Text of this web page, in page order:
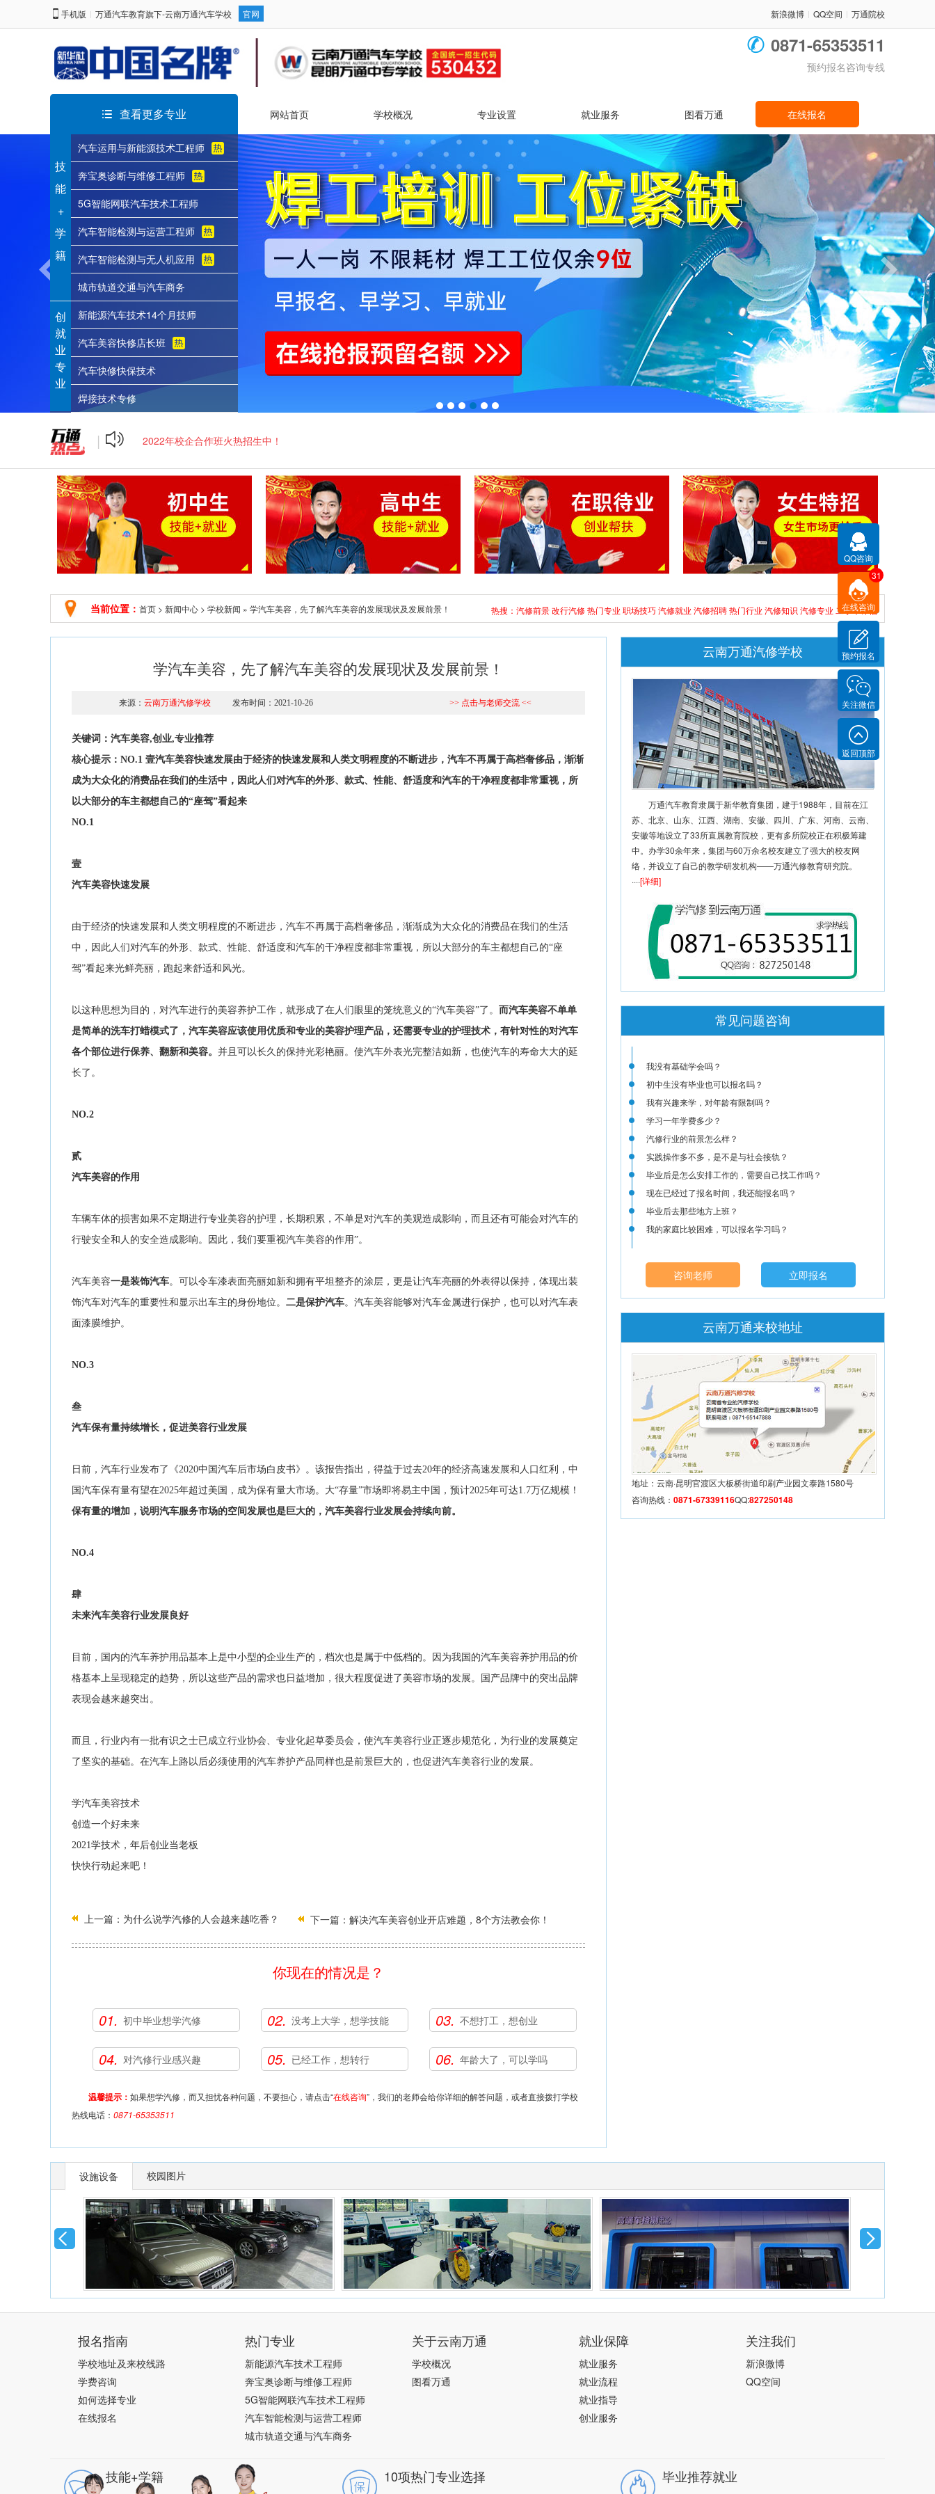
手机版 | 万通汽车教育旗下-云南万通汽车学校 官网 新浪微博 | QQ空间 | 万通院校
0871-65353511
预约报名咨询专线
查看更多专业
技
能
+
学
籍
创
就
业
专
业
汽车运用与新能源技术工程师
奔宝奥诊断与维修工程师
5G智能网联汽车技术工程师
汽车智能检测与运营工程师
汽车智能检测与无人机应用
城市轨道交通与汽车商务
新能源汽车技术14个月技师
汽车美容快修店长班
汽车快修快保技术
焊接技术专修
网站首页 学校概况 专业设置 就业服务 图看万通 在线报名
|
学籍注册报名，招生进行中！
2022年校企合作班火热招生中！
短期创业班，火热报名中！
学籍注册报名，招生进行中！
2022年校企合作班火热招生中！
当前位置： 首页 > 新闻中心 > 学校新闻 » 学汽车美容，先了解汽车美容的发展现状及发展前景！ 热搜： 汽修前景改行汽修热门专业 职场技巧汽修就业 汽修招聘热门行业 汽修知识 汽修专业 二手车评估
学汽车美容，先了解汽车美容的发展现状及发展前景！
来源： 云南万通汽修学校 发布时间：2021-10-26 >> 点击与老师交流 <<
关键词：汽车美容,创业,专业推荐
核心提示：NO.1 壹汽车美容快速发展由于经济的快速发展和人类文明程度的不断进步，汽车不再属于高档奢侈品，渐渐
成为大众化的消费品在我们的生活中，因此人们对汽车的外形、款式、性能、舒适度和汽车的干净程度都非常重视，所
以大部分的车主都想自己的“座驾”看起来
NO.1
壹
汽车美容快速发展
由于经济的快速发展和人类文明程度的不断进步，汽车不再属于高档奢侈品，渐渐成为大众化的消费品在我们的生活
中，因此人们对汽车的外形、款式、性能、舒适度和汽车的干净程度都非常重视，所以大部分的车主都想自己的“座
驾”看起来光鲜亮丽，跑起来舒适和风光。
以这种思想为目的，对汽车进行的美容养护工作，就形成了在人们眼里的笼统意义的“汽车美容”了。 而汽车美容不单单
是简单的洗车打蜡模式了，汽车美容应该使用优质和专业的美容护理产品，还需要专业的护理技术，有针对性的对汽车
各个部位进行保养、翻新和美容。 并且可以长久的保持光彩艳丽。使汽车外表光完整洁如新，也使汽车的寿命大大的延
长了。
NO.2
贰
汽车美容的作用
车辆车体的损害如果不定期进行专业美容的护理，长期积累，不单是对汽车的美观造成影响，而且还有可能会对汽车的
行驶安全和人的安全造成影响。因此，我们要重视汽车美容的作用”。
汽车美容一是装饰汽车。可以令车漆表面亮丽如新和拥有平坦整齐的涂层，更是让汽车亮丽的外表得以保持，体现出装
饰汽车对汽车的重要性和显示出车主的身份地位。 二是保护汽车。汽车美容能够对汽车金属进行保护，也可以对汽车表
面漆膜维护。
NO.3
叁
汽车保有量持续增长，促进美容行业发展
日前，汽车行业发布了《2020中国汽车后市场白皮书》。该报告指出，得益于过去20年的经济高速发展和人口红利，中
国汽车保有量有望在2025年超过美国，成为保有量大市场。大“存量”市场即将易主中国，预计2025年可达1.7万亿规模！
保有量的增加，说明汽车服务市场的空间发展也是巨大的，汽车美容行业发展会持续向前。
NO.4
肆
未来汽车美容行业发展良好
目前，国内的汽车养护用品基本上是中小型的企业生产的，档次也是属于中低档的。因为我国的汽车美容养护用品的价
格基本上呈现稳定的趋势，所以这些产品的需求也日益增加，很大程度促进了美容市场的发展。国产品牌中的突出品牌
表现会越来越突出。
而且，行业内有一批有识之士已成立行业协会、专业化起草委员会，使汽车美容行业正逐步规范化，为行业的发展奠定
了坚实的基础。在汽车上路以后必须使用的汽车养护产品同样也是前景巨大的，也促进汽车美容行业的发展。
学汽车美容技术
创造一个好未来
2021学技术，年后创业当老板
快快行动起来吧！
上一篇： 为什么说学汽修的人会越来越吃香？ 下一篇： 解决汽车美容创业开店难题，8个方法教会你！
你现在的情况是？
01. 初中毕业想学汽修 02. 没考上大学，想学技能 03. 不想打工，想创业
04. 对汽修行业感兴趣 05. 已经工作，想转行 06. 年龄大了，可以学吗
温馨提示： 如果想学汽修，而又担忧各种问题，不要担心，请点击“在线咨询”，我们的老师会给你详细的解答问题，或者直接拨打学校
热线电话： 0871-65353511
云南万通汽修学校
万通汽车教育隶属于新华教育集团，建于1988年，目前在江
苏、北京、山东、江西、湖南、安徽、四川、广东、河南、云南、
安徽等地设立了33所直属教育院校，更有多所院校正在积极筹建
中。办学30余年来，集团与60万余名校友建立了强大的校友网
络，并设立了自己的教学研发机构——万通汽修教育研究院。
····[详细]
常见问题咨询
我没有基础学会吗？
初中生没有毕业也可以报名吗？
我有兴趣来学，对年龄有限制吗？
学习一年学费多少？
汽修行业的前景怎么样？
实践操作多不多，是不是与社会接轨？
毕业后是怎么安排工作的，需要自己找工作吗？
现在已经过了报名时间，我还能报名吗？
毕业后去那些地方上班？
我的家庭比较困难，可以报名学习吗？
咨询老师 立即报名
云南万通来校地址
地址：云南·昆明官渡区大板桥街道印刷产业园文泰路1580号
咨询热线： 0871-67339116QQ:827250148
设施设备 校园图片
报名指南
学校地址及来校线路
学费咨询
如何选择专业
在线报名
热门专业
新能源汽车技术工程师
奔宝奥诊断与维修工程师
5G智能网联汽车技术工程师
汽车智能检测与运营工程师
城市轨道交通与汽车商务
关于云南万通
学校概况
图看万通
就业保障
就业服务
就业流程
就业指导
创业服务
关注我们
新浪微博
QQ空间
技能+学籍 10项热门专业选择 毕业推荐就业
QQ咨询
在线咨询
31
预约报名
关注微信
返回顶部